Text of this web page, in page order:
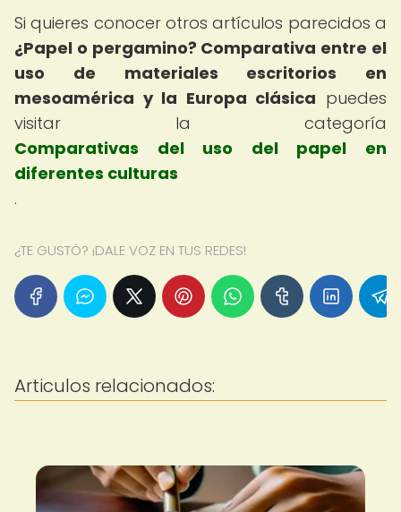
Si quieres conocer otros artículos parecidos a
¿Papel o pergamino? Comparativa entre el
uso de materiales escritorios en
mesoamérica y la Europa clásica puedes
visitar la categoría
Comparativas del uso del papel en
diferentes culturas
.
¿TE GUSTÓ? ¡DALE VOZ EN TUS REDES!
Articulos relacionados: